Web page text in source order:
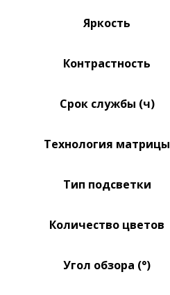
Яркость
Контрастность
Срок службы (ч)
Технология матрицы
Тип подсветки
Количество цветов
Угол обзора (°)